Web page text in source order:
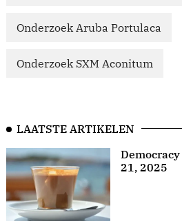
Onderzoek Aruba Portulaca
Onderzoek SXM Aconitum
LAATSTE ARTIKELEN
21, 2025